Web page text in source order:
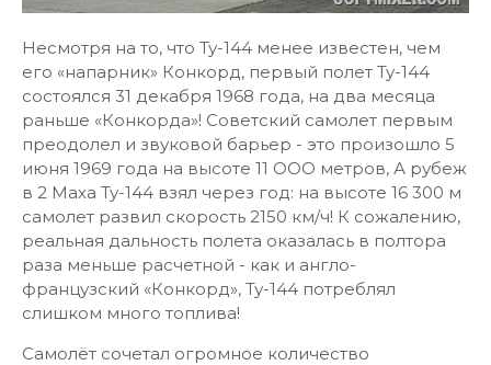
Несмотря на то, что Ту-144 менее известен, чем
его «напарник» Конкорд, первый полет Ту-144
состоялся 31 декабря 1968 года, на два месяца
раньше «Конкорда»! Советский самолет первым
преодолел и звуковой барьер - это произошло 5
июня 1969 года на высоте 11 ООО метров, А рубеж
в 2 Маха Ту-144 взял через год: на высоте 16 300 м
самолет развил скорость 2150 км/ч! К сожалению,
реальная дальность полета оказалась в полтора
раза меньше расчетной - как и англо-
французский «Конкорд», Ту-144 потреблял
слишком много топлива!
Самолёт сочетал огромное количество